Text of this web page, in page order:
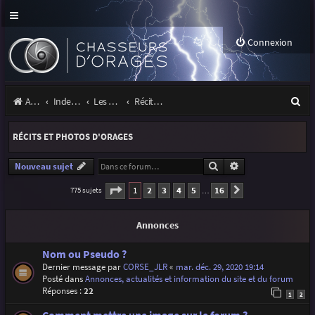
Connexion
Accueil Index du forum Les orages Récits et photos d'orages
e
r
RÉCITS ET PHOTOS D'ORAGES
Nouveau sujet Rechercher
775 sujets Page 1sur 16
1 2 3 4 5 … 16
Annonces
Nom ou Pseudo ?
Dernier message parCORSE_JLR« mar. déc. 29, 2020 19:14
Posté dansAnnonces, actualités et information du site et du forum
Réponses :22 1 2